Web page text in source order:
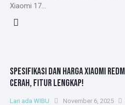
Xiaomi 17…
SPESIFIKASI DAN HARGA XIAOMI
CERAH, FITUR LENGKAP!
Lari ada WIBU November 6, 2025